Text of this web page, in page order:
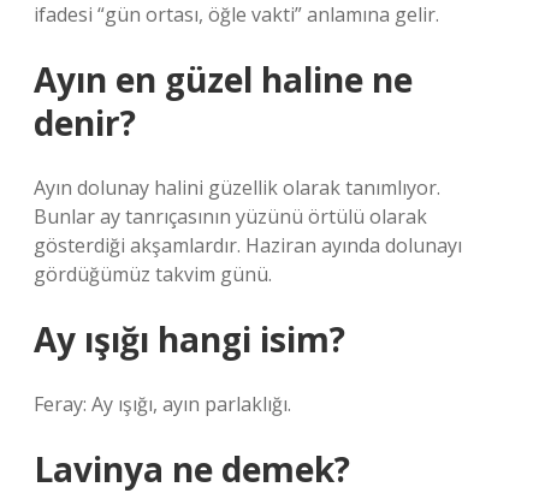
ifadesi “gün ortası, öğle vakti” anlamına gelir.
Ayın en güzel haline ne
denir?
Ayın dolunay halini güzellik olarak tanımlıyor.
Bunlar ay tanrıçasının yüzünü örtülü olarak
gösterdiği akşamlardır. Haziran ayında dolunayı
gördüğümüz takvim günü.
Ay ışığı hangi isim?
Feray: Ay ışığı, ayın parlaklığı.
Lavinya ne demek?